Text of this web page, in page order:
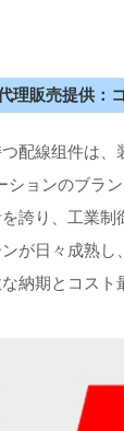
理販売提供：
配線组件は
ョンのブラ
誇り、工業
が日々成熟
納期とコス